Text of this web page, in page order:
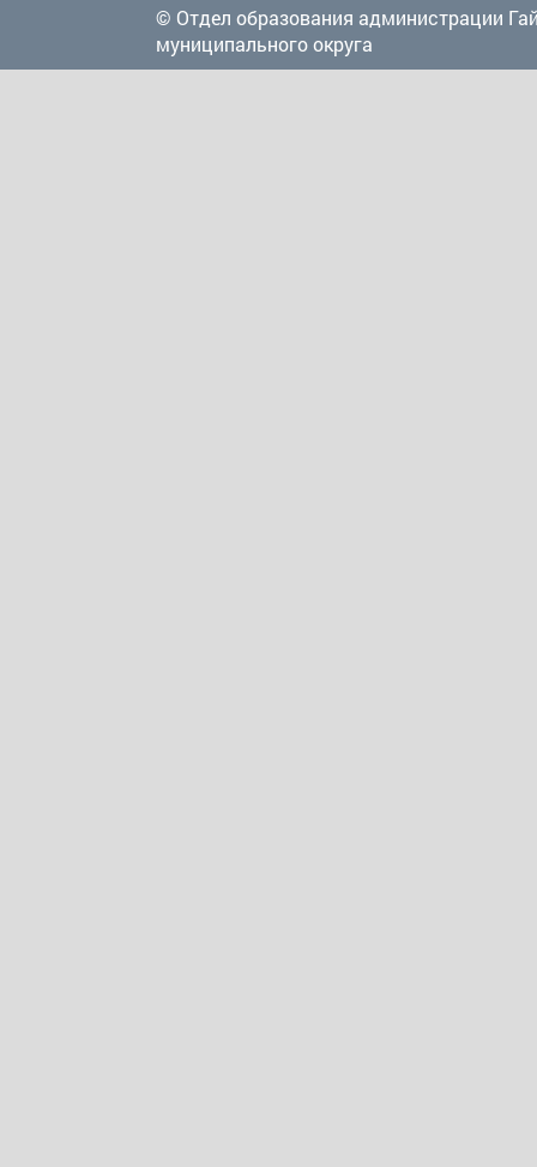
© Отдел образования администрации
муниципального округа